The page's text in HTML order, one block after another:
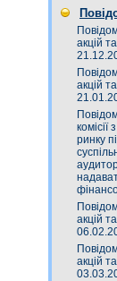
акцій
акцій
ринку
акцій
акцій